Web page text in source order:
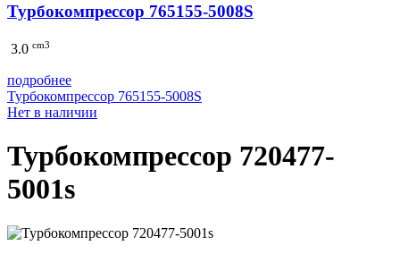
Турбокомпрессор 765155-5008S
3.0 cm3
подробнее
Турбокомпрессор 765155-5008S
Нет в наличии
Турбокомпрессор 720477-
5001s